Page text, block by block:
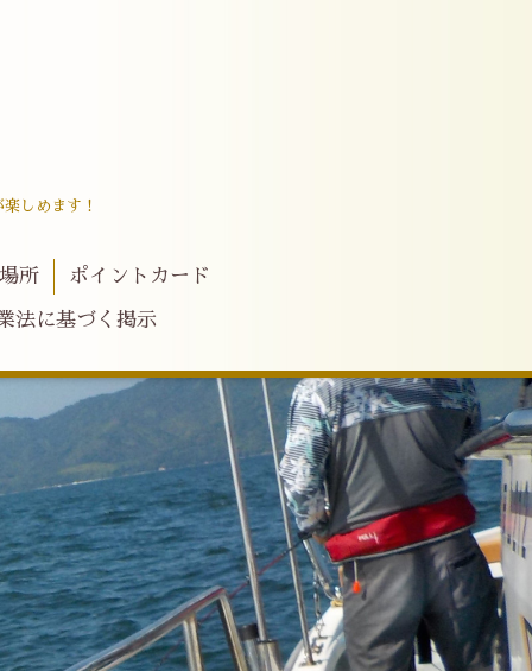
しめます！
所 ポイントカード
法に基づく掲示